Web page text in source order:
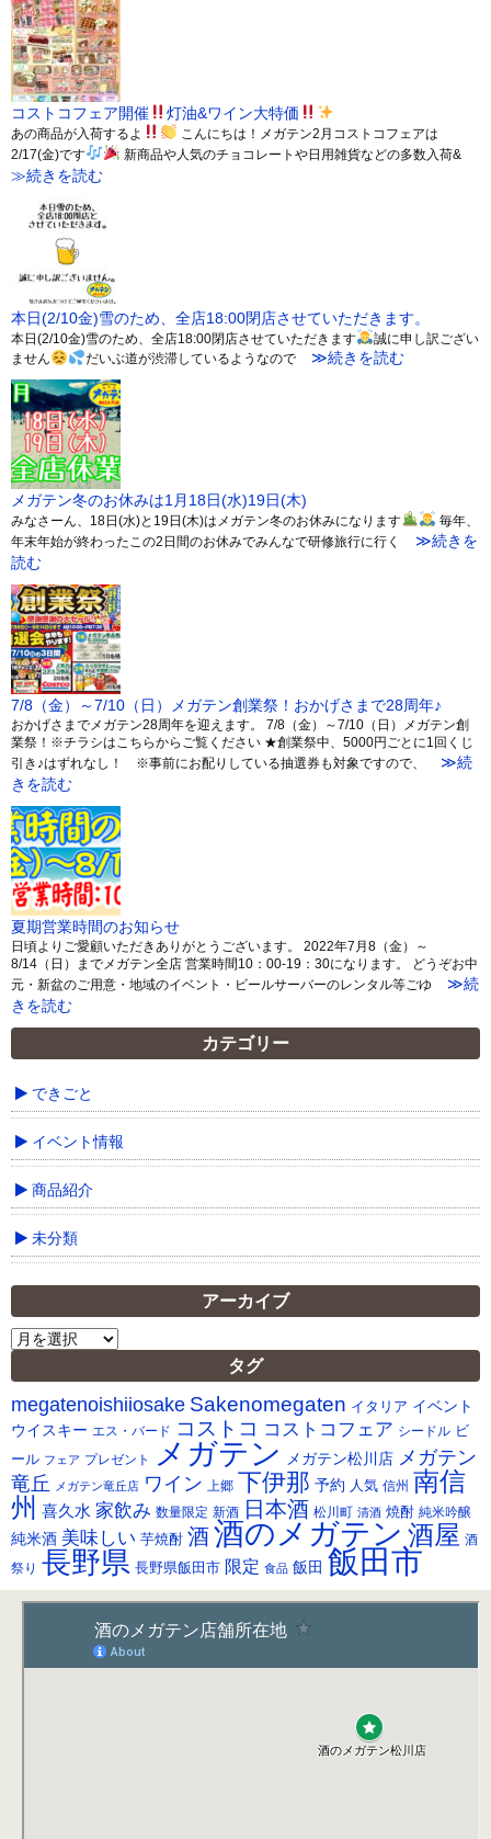
コストコフェア開催 灯油&ワイン大特価
あの商品が入荷するよ
こんにちは！メガテン2月コストコフェアは
2/17(金)です
新商品や人気のチョコレートや日用雑貨などの多数入荷&
≫続きを読む
本日(2/10金)雪のため、全店18:00閉店させていただきます。
本日(2/10金)雪のため、全店18:00閉店させていただきます
誠に申し訳ござい
ません
だいぶ道が渋滞しているようなので≫続きを読む
メガテン冬のお休みは1月18日(水)19日(木)
みなさーん、18日(水)と19日(木)はメガテン冬のお休みになります
毎年、
年末年始が終わったこの2日間のお休みでみんなで研修旅行に行く
≫続きを
読む
7/8（金）～7/10（日）メガテン創業祭！おかげさまで28周年♪
おかげさまでメガテン28周年を迎えます。 7/8（金）～7/10（日）メガテン創
業祭！※チラシはこちらからご覧ください ★創業祭中、5000円ごとに1回くじ
引き♪はずれなし！ ※事前にお配りしている抽選券も対象ですので、
≫続
きを読む
夏期営業時間のお知らせ
日頃よりご愛顧いただきありがとうございます。 2022年7月8（金）～
8/14（日）までメガテン全店 営業時間10：00-19：30になります。 どうぞお中
元・新盆のご用意・地域のイベント・ビールサーバーのレンタル等ごゆ
≫続
きを読む
カテゴリー
できごと
イベント情報
商品紹介
未分類
アーカイブ
ア
カ
イ
ブ
タグ
megatenoishiiosake Sakenomegaten イタリア イベント
ウイスキー エス・バード コストコ コストコフェア シードル ビ
ール フェア プレゼント メガテン メガテン松川店 メガテン
竜丘
メガテン竜丘店 ワイン 上郷 下伊那 予約 人気 信州 南信
州 喜久水 家飲み 数量限定 新酒 日本酒 松川町 清酒 焼酎 純米吟醸
純米酒 美味しい 芋焼酎 酒酒のメガテン 酒屋 酒
祭り 長野県 長野県飯田市 限定 食品 飯田 飯田市